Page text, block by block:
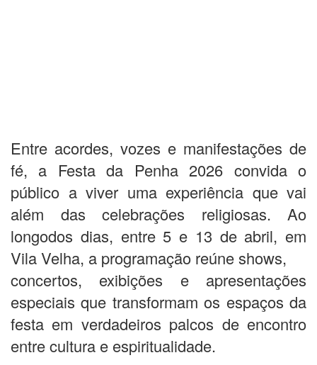
Entre acordes, vozes e manifestações de
fé, a Festa da Penha 2026 convida o
público a viver uma experiência que vai
além das celebrações religiosas. Ao
longodos dias, entre 5 e 13 de abril, em
Vila Velha, a programação reúne shows,
concertos, exibições e apresentações
especiais que transformam os espaços da
festa em verdadeiros palcos de encontro
entre cultura e espiritualidade.